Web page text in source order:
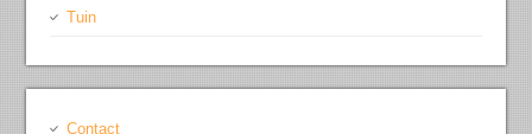
Tuin
Contact